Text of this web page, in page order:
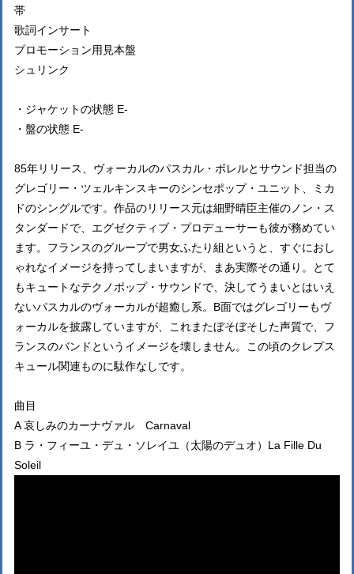
帯
歌詞インサート
プロモーション用見本盤
シュリンク
・ジャケットの状態 E-
・盤の状態 E-
85年リリース、ヴォーカルのパスカル・ボレルとサウンド担当の
グレゴリー・ツェルキンスキーのシンセポップ・ユニット、ミカ
ドのシングルです。作品のリリース元は細野晴臣主催のノン・ス
タンダードで、エグゼクティブ・プロデューサーも彼が務めてい
ます。フランスのグループで男女ふたり組というと、すぐにおし
ゃれなイメージを持ってしまいますが、まあ実際その通り。とて
もキュートなテクノポップ・サウンドで、決してうまいとはいえ
ないパスカルのヴォーカルが超癒し系。B面ではグレゴリーもヴ
ォーカルを披露していますが、これまたぼそぼそした声質で、フ
ランスのバンドというイメージを壊しません。この頃のクレプス
キュール関連ものに駄作なしです。
曲目
A 哀しみのカーナヴァル Carnaval
B ラ・フィーユ・デュ・ソレイユ（太陽のデュオ）La Fille Du
Soleil